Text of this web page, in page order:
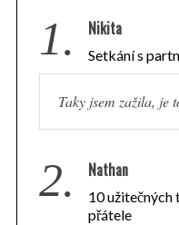
1. Nikita
Setkání s
Taky jsem zažila, je
2. Nathan
10 užitečných
přátele